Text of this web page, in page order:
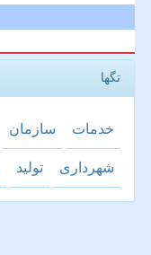
تگها
خدمات سازمان
شهرداری تولید